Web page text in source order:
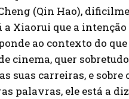
(Qin Hao),
a Xiaorui que a
ao contexto do
cinema, quer
suas carreiras, e sobre
palavras, ele está a